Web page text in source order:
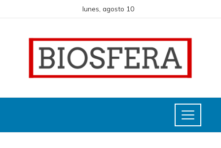
lunes, agosto 10